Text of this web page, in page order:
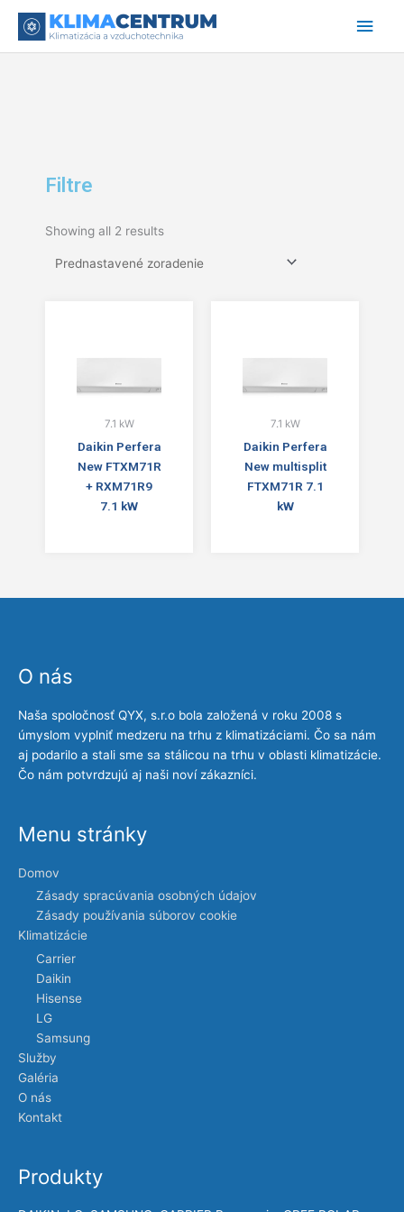
Filtre
Showing all 2 results
7.1 kW
Daikin Perfera
New FTXM71R
+ RXM71R9
7.1 kW
7.1 kW
Daikin Perfera
New multisplit
FTXM71R 7.1
kW
O nás
Naša spoločnosť QYX, s.r.o bola založená v roku 2008 s
úmyslom vyplniť medzeru na trhu z klimatizáciami. Čo sa nám
aj podarilo a stali sme sa stálicou na trhu v oblasti klimatizácie.
Čo nám potvrdzujú aj naši noví zákazníci.
Menu stránky
Domov
Zásady spracúvania osobných údajov
Zásady používania súborov cookie
Klimatizácie
Carrier
Daikin
Hisense
LG
Samsung
Služby
Galéria
O nás
Kontakt
Produkty